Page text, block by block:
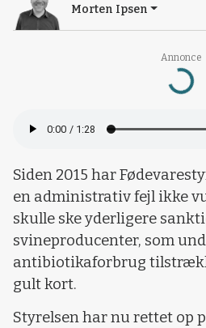
Annonce
Loading...
Morten Ipsen
Siden 2015 har
en administrativ fejl ikke
skulle ske yderligere
svineproducenter, som
antibiotikaforbrug
gult kort.
Styrelsen har nu rettet op